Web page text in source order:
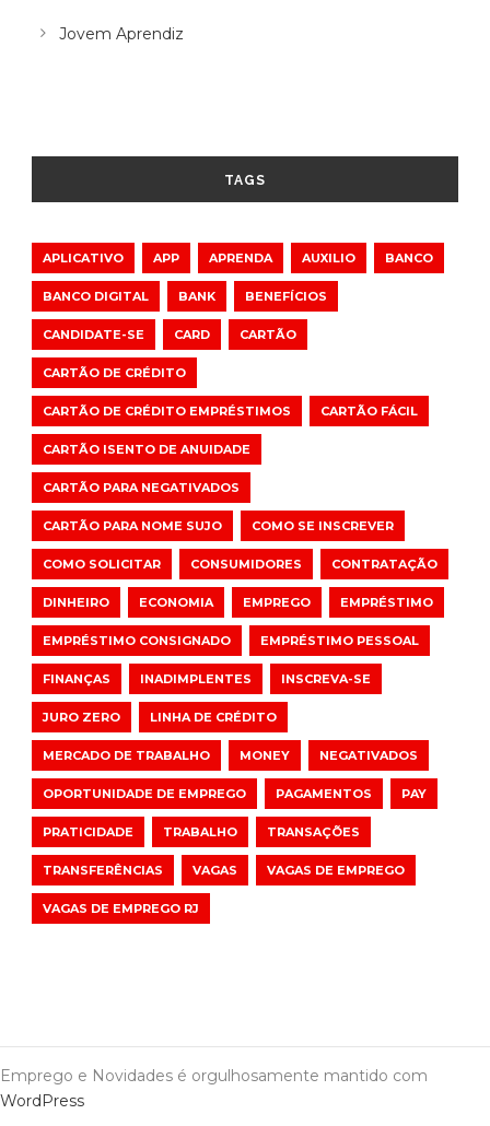
Jovem Aprendiz
TAGS
APLICATIVO APP APRENDA AUXILIO BANCO
BANCO DIGITAL BANK BENEFÍCIOS
CANDIDATE-SE CARD CARTÃO
CARTÃO DE CRÉDITO
CARTÃO DE CRÉDITO EMPRÉSTIMOS CARTÃO FÁCIL
CARTÃO ISENTO DE ANUIDADE
CARTÃO PARA NEGATIVADOS
CARTÃO PARA NOME SUJO COMO SE INSCREVER
COMO SOLICITAR CONSUMIDORES CONTRATAÇÃO
DINHEIRO ECONOMIA EMPREGO EMPRÉSTIMO
EMPRÉSTIMO CONSIGNADO EMPRÉSTIMO PESSOAL
FINANÇAS INADIMPLENTES INSCREVA-SE
JURO ZERO LINHA DE CRÉDITO
MERCADO DE TRABALHO MONEY NEGATIVADOS
OPORTUNIDADE DE EMPREGO PAGAMENTOS PAY
PRATICIDADE TRABALHO TRANSAÇÕES
TRANSFERÊNCIAS VAGAS VAGAS DE EMPREGO
VAGAS DE EMPREGO RJ
Emprego e Novidades é orgulhosamente mantido com
WordPress